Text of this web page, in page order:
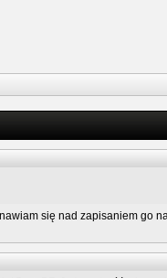
się nad zapisaniem go